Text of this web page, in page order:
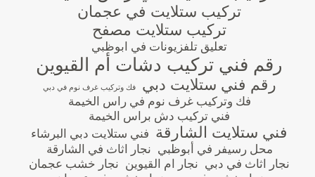
تركيب ستلايت في عجمان
تركيب ستلايت مصفح
تعليق تلفزيونات في ابوظبي
رقم فني تركيب دشات أم القيوين
رقم فني ستلايت دبي فك وتركيب غرف نوم في دبي
فك وتركيب غرف نوم في راس الخيمة
فني تركيب دش براس الخيمة
فني ستلايت الشارقة فني ستلايت دبي البرشاء
محل رسيفر في أبوظبي نجار اثاث في الشارقة
نجار اثاث في دبي نجار ام القيوين نجار خشب عجمان